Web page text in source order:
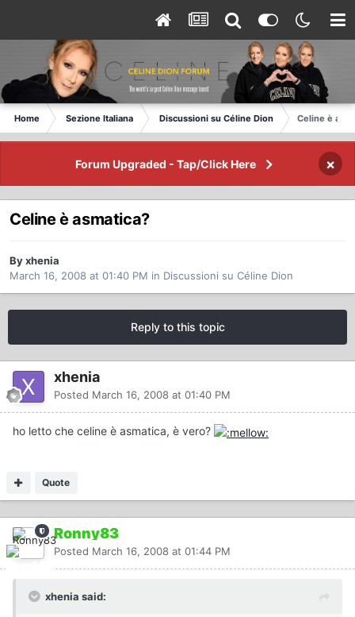
Home Sezione Italiana Discussioni su Céline Dion Celine è
Forum Upgraded - Tap/Click Here ×
Celine è asmatica?
By xhenia
March 16, 2008 at 01:40 PM in Discussioni su Céline Dion
Reply to this topic
xhenia
Posted March 16, 2008 at 01:40 PM
ho letto che celine è asmatica, è vero?
Quote
Ronny83
Posted March 16, 2008 at 01:44 PM
xhenia said: